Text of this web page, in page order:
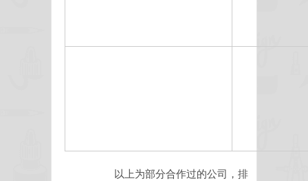
以上为部分合作过的公司，排